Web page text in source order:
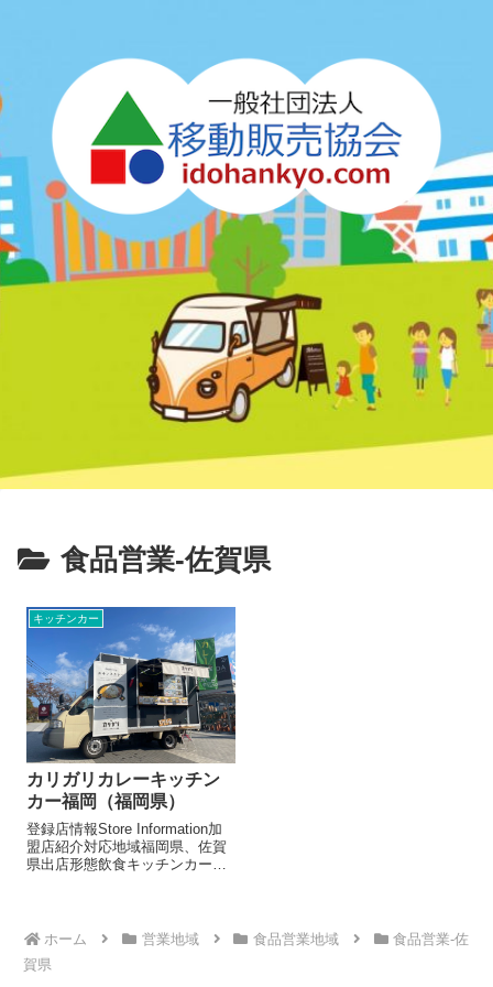
食品営業-佐賀県
キッチンカー
カリガリカレーキッチン
カー福岡（福岡県）
登録店情報Store Information加
盟店紹介対応地域福岡県、佐賀
県出店形態飲食キッチンカーメ
けカレー1000円カリガリチーズ
1000円...
ホーム 営業地域 食品営業地域
食品営業-佐
賀県